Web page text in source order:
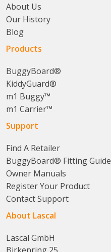
About Us
Our History
Blog
Products
BuggyBoard®
KiddyGuard®
m1 Buggy™
m1 Carrier™
Support
Find A Retailer
BuggyBoard® Fitting Guide
Owner Manuals
Register Your Product
Contact Support
About Lascal
Lascal GmbH